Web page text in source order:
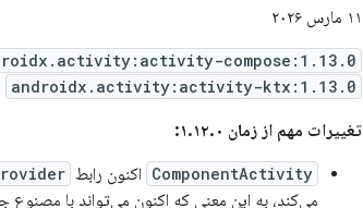
۱۱ مارس ۲۰۲۶
compose:1.13.0
androidx.activity:activity-ktx:1.13.0
تغییرات مهم از زمان ۱.۱۲.۰:
ComponentActivity اکنون رابط
می‌کند، به این معنی که اکنون می‌تواند با مصنوع